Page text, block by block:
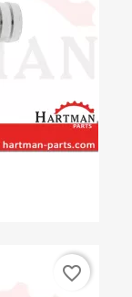
favorite_border